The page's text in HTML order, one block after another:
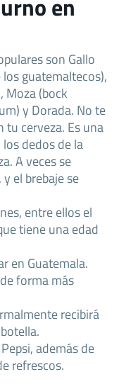
son Gallo
guatemaltecos),
Moza (bock
y Dorada. No te
tu cerveza. Es una
dedos de la
A veces se
el brebaje se
entre ellos el
tiene una edad
en Guatemala.
forma más
recibirá
además de
refrescos.